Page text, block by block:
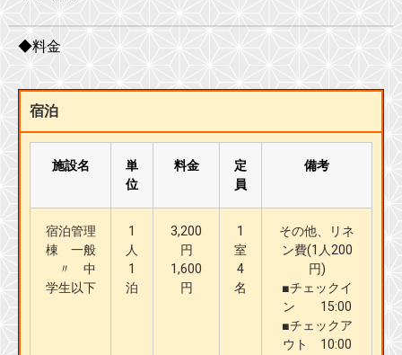
◆料金
宿泊
施設名
単
位
料金
定
員
備考
宿泊管理
棟 一般
〃 中
学生以下
1
人
1
泊
3,200
円
1,600
円
1
室
4
名
その他、リネ
ン費(1人200
円)
■チェックイ
ン 15:00
■チェックア
ウト 10:00